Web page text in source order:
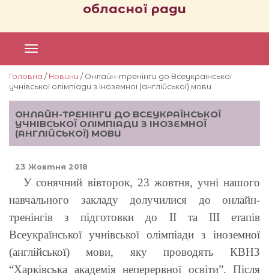
обласної ради
Головна / Новини / Онлайн-тренінги до Всеукраїнської
учнівської олімпіади з іноземної (англійської) мови
ОНЛАЙН-ТРЕНІНГИ ДО ВСЕУКРАЇНСЬКОЇ
УЧНІВСЬКОЇ ОЛІМПІАДИ З ІНОЗЕМНОЇ
(АНГЛІЙСЬКОЇ) МОВИ
23 Жовтня 2018
У сонячний вівторок, 23 жовтня, учні нашого
навчального закладу долучилися до онлайн-
тренінгів з підготовки до ІІ та ІІІ етапів
Всеукраїнської учнівської олімпіади з іноземної
(англійської) мови, яку проводять КВНЗ
“Харківська академія неперервної освіти”. Після